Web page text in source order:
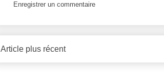
Enregistrer un commentaire
Article plus récent